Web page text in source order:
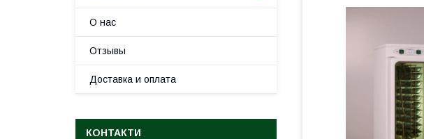
О нас
Отзывы
Доставка и оплата
КОНТАКТИ